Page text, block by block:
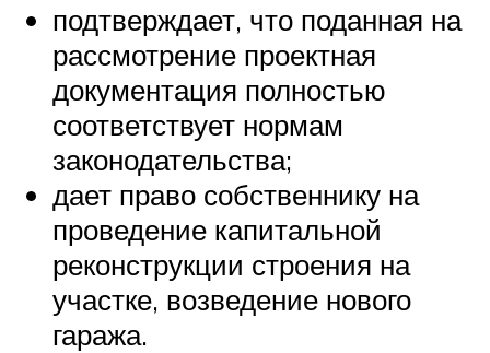
подтверждает, что поданная на
рассмотрение проектная
документация полностью
соответствует нормам
законодательства;
дает право собственнику на
проведение капитальной
реконструкции строения на
участке, возведение нового
гаража.